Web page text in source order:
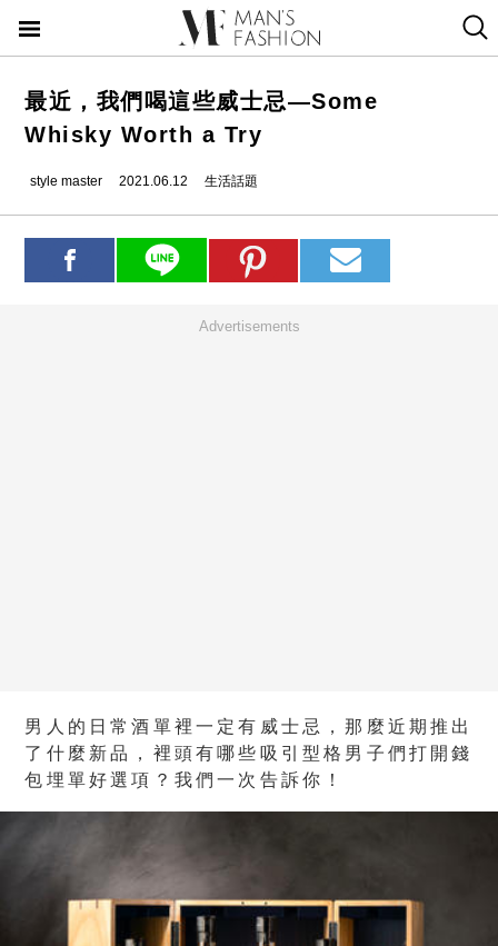
最近，我們喝這些威士忌—Some
Whisky Worth a Try
style master 2021.06.12 生活話題
Advertisements
男人的日常酒單裡一定有威士忌，那麼近期推出
了什麼新品，裡頭有哪些吸引型格男子們打開錢
包埋單好選項？我們一次告訴你！